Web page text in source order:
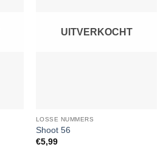
UITVERKOCHT
LOSSE NUMMERS
Shoot 56
€5,99